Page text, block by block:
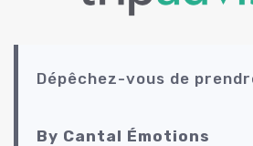
Dépêchez-vous de
By Cantal Émotions